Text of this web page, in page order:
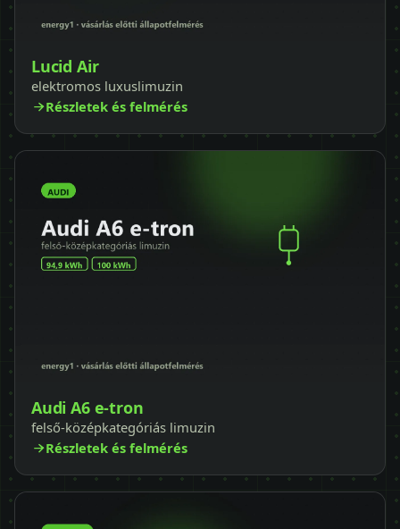
Lucid Air
elektromos luxuslimuzin
Részletek és felmérés
Audi A6 e-tron
felső-középkategóriás limuzin
Részletek és felmérés